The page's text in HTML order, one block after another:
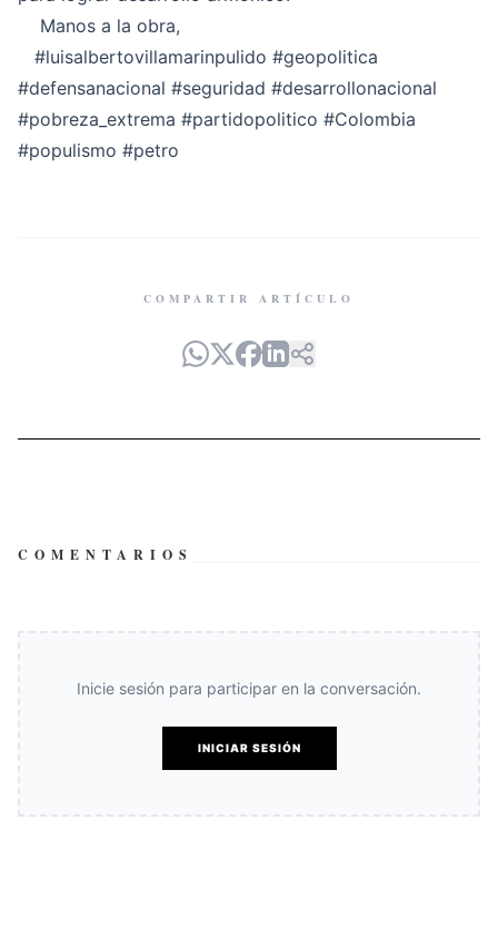
Manos a la obra,
#luisalbertovillamarinpulido #geopolitica
#defensanacional #seguridad #desarrollonacional
#pobreza_extrema #partidopolitico #Colombia
#populismo #petro
COMPARTIR ARTÍCULO
COMENTARIOS
Inicie sesión para participar en la conversación.
INICIAR SESIÓN